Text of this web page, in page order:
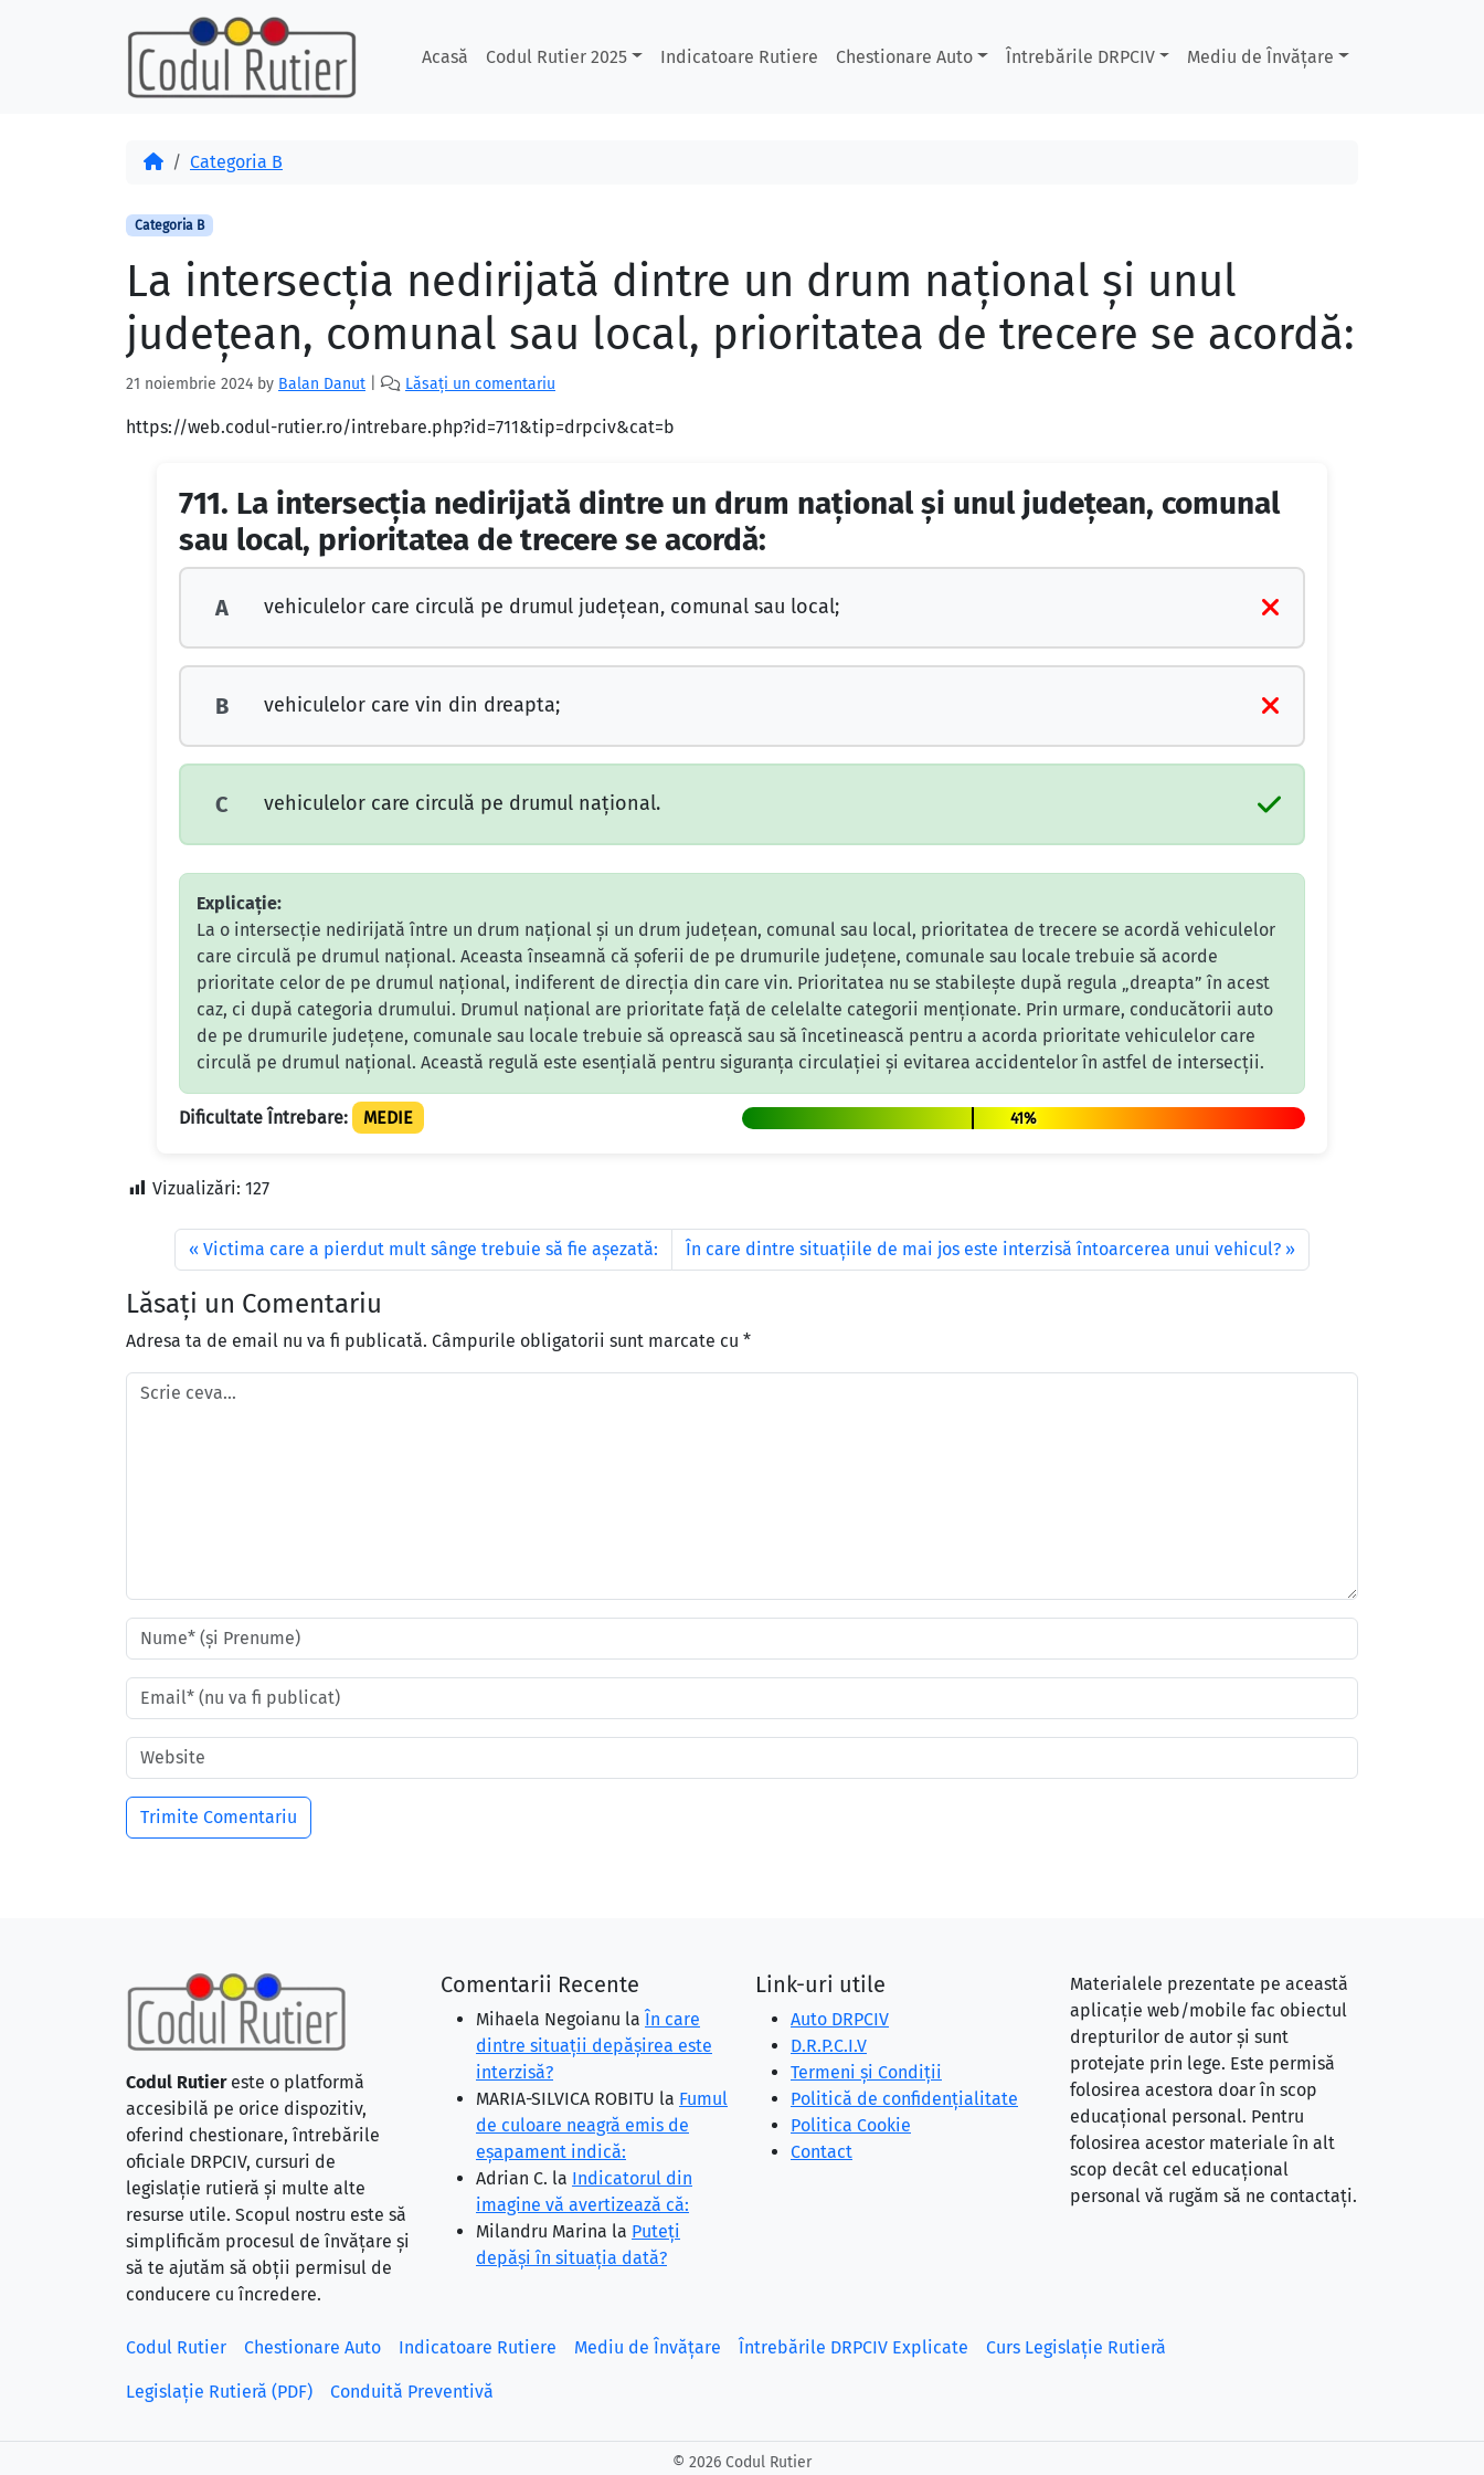
Acasă Codul Rutier 2025 Indicatoare Rutiere Chestionare Auto Întrebările DRPCIV Mediu de Învățare
AcasăCategoria B
Categoria B
La intersecţia nedirijată dintre un drum naţional şi unul
judeţean, comunal sau local, prioritatea de trecere se acordă:
21 noiembrie 2024 by Balan Danut Lăsați un comentariu
https://web.codul-rutier.ro/intrebare.php?id=711&tip=drpciv&cat=b
711. La intersecţia nedirijată dintre un drum naţional şi unul judeţean, comunal
sau local, prioritatea de trecere se acordă:
A vehiculelor care circulă pe drumul judeţean, comunal sau local;
B vehiculelor care vin din dreapta;
C vehiculelor care circulă pe drumul naţional.
Explicație:
La o intersecție nedirijată între un drum național și un drum județean, comunal sau local, prioritatea de trecere se acordă vehiculelor
care circulă pe drumul național. Aceasta înseamnă că șoferii de pe drumurile județene, comunale sau locale trebuie să acorde
prioritate celor de pe drumul național, indiferent de direcția din care vin. Prioritatea nu se stabilește după regula „dreapta” în acest
caz, ci după categoria drumului. Drumul național are prioritate față de celelalte categorii menționate. Prin urmare, conducătorii auto
de pe drumurile județene, comunale sau locale trebuie să oprească sau să încetinească pentru a acorda prioritate vehiculelor care
circulă pe drumul național. Această regulă este esențială pentru siguranța circulației și evitarea accidentelor în astfel de intersecții.
Dificultate Întrebare: MEDIE 41%
Vizualizări: 127
Victima care a pierdut mult sânge trebuie să fie aşezată: În care dintre situațiile de mai jos este interzisă întoarcerea unui vehicul?
Lăsați un Comentariu
Adresa ta de email nu va fi publicată. Câmpurile obligatorii sunt marcate cu *
Codul Rutiereste o platformă
accesibilă pe orice dispozitiv,
oferind chestionare, întrebările
oficiale DRPCIV, cursuri de
legislație rutieră și multe alte
resurse utile. Scopul nostru este să
simplificăm procesul de învățare și
să te ajutăm să obții permisul de
conducere cu încredere.
Comentarii Recente
Mihaela Negoianu la În care
dintre situaţii depăşirea este
interzisă?
MARIA-SILVICA ROBITU la Fumul
de culoare neagră emis de
eşapament indică:
Adrian C. la Indicatorul din
imagine vă avertizează că:
Milandru Marina la Puteţi
depăşi în situaţia dată?
Link-uri utile
Auto DRPCIV
D.R.P.C.I.V
Termeni și Condiții
Politică de confidențialitate
Politica Cookie
Contact
Materialele prezentate pe această
aplicație web/mobile fac obiectul
drepturilor de autor și sunt
protejate prin lege. Este permisă
folosirea acestora doar în scop
educațional personal. Pentru
folosirea acestor materiale în alt
scop decât cel educațional
personal vă rugăm să ne contactați.
Codul Rutier Chestionare Auto Indicatoare Rutiere Mediu de Învățare Întrebările DRPCIV Explicate Curs Legislație Rutieră
Legislație Rutieră (PDF) Conduită Preventivă
© 2026 Codul Rutier